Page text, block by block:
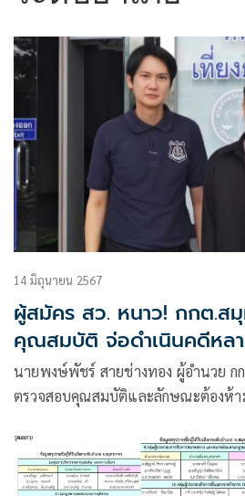
14 มิถุนายน 2567
ผู้สมัคร สว. หนาว! กกต.ส
คุณสมบัติ จ่อดำเนินคดีหลา
นายพงษ์พัชร์ สายช่างทอง ผู้อำนวย ก
ตรวจสอบคุณสมบัติและลักษณะต้องห้า